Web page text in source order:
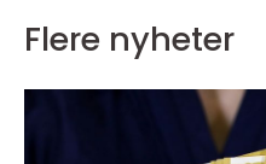
Flere nyheter